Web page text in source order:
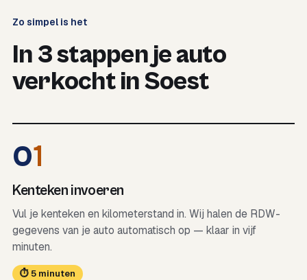
Zo simpel is het
In 3 stappen je auto
verkocht in Soest
01
Kenteken invoeren
Vul je kenteken en kilometerstand in. Wij halen de RDW-
gegevens van je auto automatisch op — klaar in vijf
minuten.
⏱ 5 minuten